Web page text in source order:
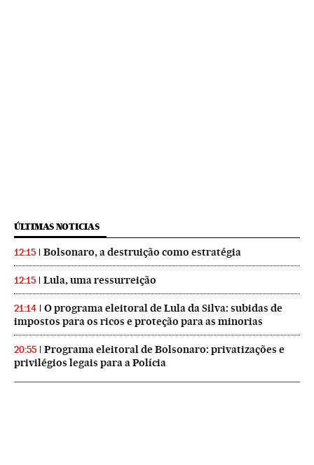
ÚLTIMAS NOTICIAS
12:15 Bolsonaro, a destruição como estratégia
12:15 Lula, uma ressurreição
21:14
O programa eleitoral de Lula da Silva: subidas de
impostos para os ricos e proteção para as minorias
20:55
Programa eleitoral de Bolsonaro: privatizações e
privilégios legais para a Polícia